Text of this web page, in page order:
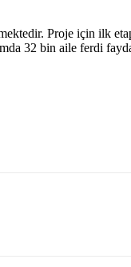
Proje için ilk
32 bin aile ferdi